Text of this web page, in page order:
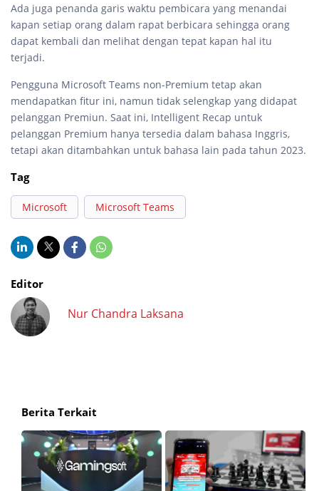
Ada juga penanda garis waktu pembicara yang menandai
kapan setiap orang dalam rapat berbicara sehingga orang
dapat kembali dan melihat dengan tepat kapan hal itu
terjadi.
Pengguna Microsoft Teams non-Premium tetap akan
mendapatkan fitur ini, namun tidak selengkap yang didapat
pelanggan Premiun. Saat ini, Intelligent Recap untuk
pelanggan Premium hanya tersedia dalam bahasa Inggris,
tetapi akan ditambahkan untuk bahasa lain pada tahun 2023.
Tag
Microsoft Microsoft Teams
Editor
Nur Chandra Laksana
Berita Terkait